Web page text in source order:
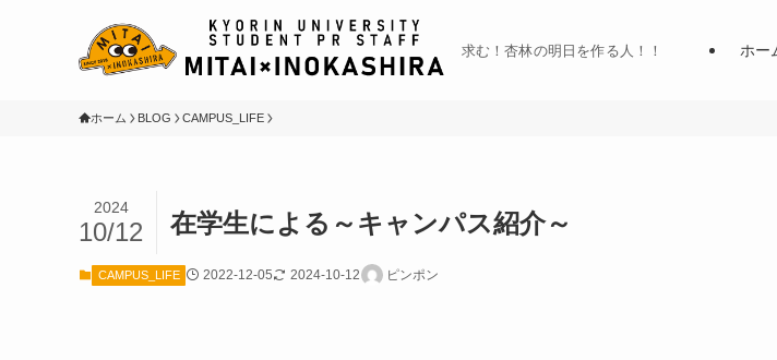
求む！杏林の明日を作る人！！ ホー
ホーム BLOG CAMPUS_LIFE
在学生による～キャンパス紹介～
2024
10/12
CAMPUS_LIFE 2022-12-05 2024-10-12 ピンポン